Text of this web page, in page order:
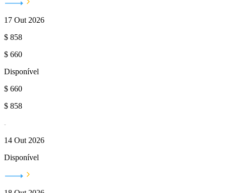
17 Out 2026
$ 858
$ 660
Disponível
$ 660
$ 858
14 Out 2026
Disponível